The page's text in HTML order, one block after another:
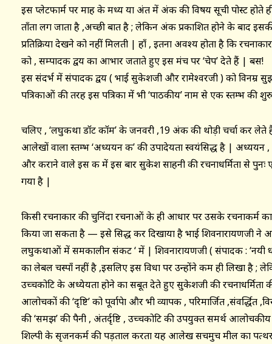
इस प्लेटफार्म पर माह के मध्य या अंत में अंक की विषय सूची पोस्ट होते
ताँता लग जाता है ,अच्छी बात है ; लेकिन अंक प्रकाशित होने के बाद
प्रतिक्रिया देखने को नहीं मिलती | हाँ , इतना अवश्य होता है कि
को , सम्पादक द्वय का आभार जताते हुए इस मंच पर ‘चेप’ देते हैं | बस!
इस संदर्भ में संपादक द्वय ( भाई सुकेशजी और रामेश्वरजी ) को विनम्र
पत्रिकाओं की तरह इस पत्रिका में भी ‘पाठकीय’ नाम से एक स्तम्भ
चलिए , ‘लघुकथा डॉट कॉम’ के जनवरी ,19 अंक की थोड़ी चर्चा कर
आलेखों वाला स्तम्भ ‘अध्ययन कक्ष’ की उपादेयता स्वयंसिद्ध है |
और कराने वाले इस कक्ष में इस बार सुकेश साहनी की रचनाधर्मिता से पुनः
गया है |
किसी रचनाकार की चुनिंदा रचनाओं के ही आधार पर उसके
किया जा सकता है — इसे सिद्ध कर दिखाया है भाई शिवनारायणजी
लघुकथाओं में समकालीन संकट ‘ में | शिवनारायणजी ( संपादक : ‘नयी
का लेबल चस्पाँ नहीं है ,इसलिए इस विधा पर उन्होंने कम ही लिखा है
उच्चकोटि के अध्येयता होने का सबूत देते हुए सुकेशजी की
आलोचकों की ‘दृष्टि’ को पूर्वापेक्षा और भी व्यापक , परिमार्जित
की ‘समझ’ की पैनी , अंतर्दृष्टि , उच्चकोटि की उपयुक्त समर्थ
शिल्पी के सृजनकर्म की पड़ताल करता यह आलेख सचमुच मील का